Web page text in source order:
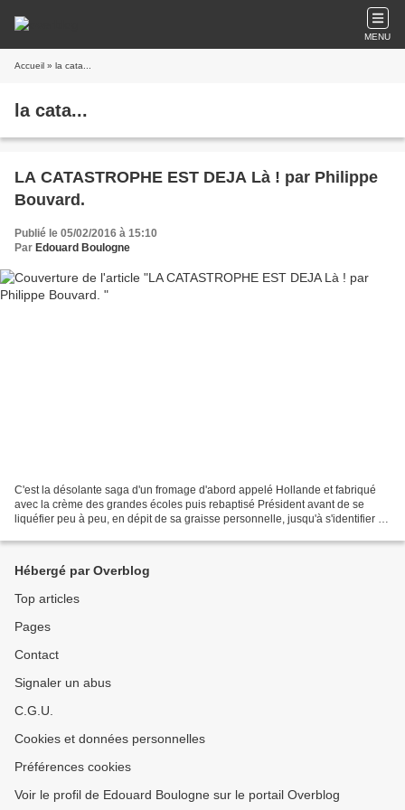
MENU
Accueil » la cata...
la cata...
LA CATASTROPHE EST DEJA Là ! par Philippe
Bouvard.
Publié le 05/02/2016 à 15:10
Par Edouard Boulogne
C'est la désolante saga d'un fromage d'abord appelé Hollande et fabriqué
avec la crème des grandes écoles puis rebaptisé Président avant de se
liquéfier peu à peu, en dépit de sa graisse personnelle, jusqu'à s'identifier au
Hébergé par Overblog
Top articles
Pages
Contact
Signaler un abus
C.G.U.
Cookies et données personnelles
Préférences cookies
Voir le profil de Edouard Boulogne sur le portail Overblog